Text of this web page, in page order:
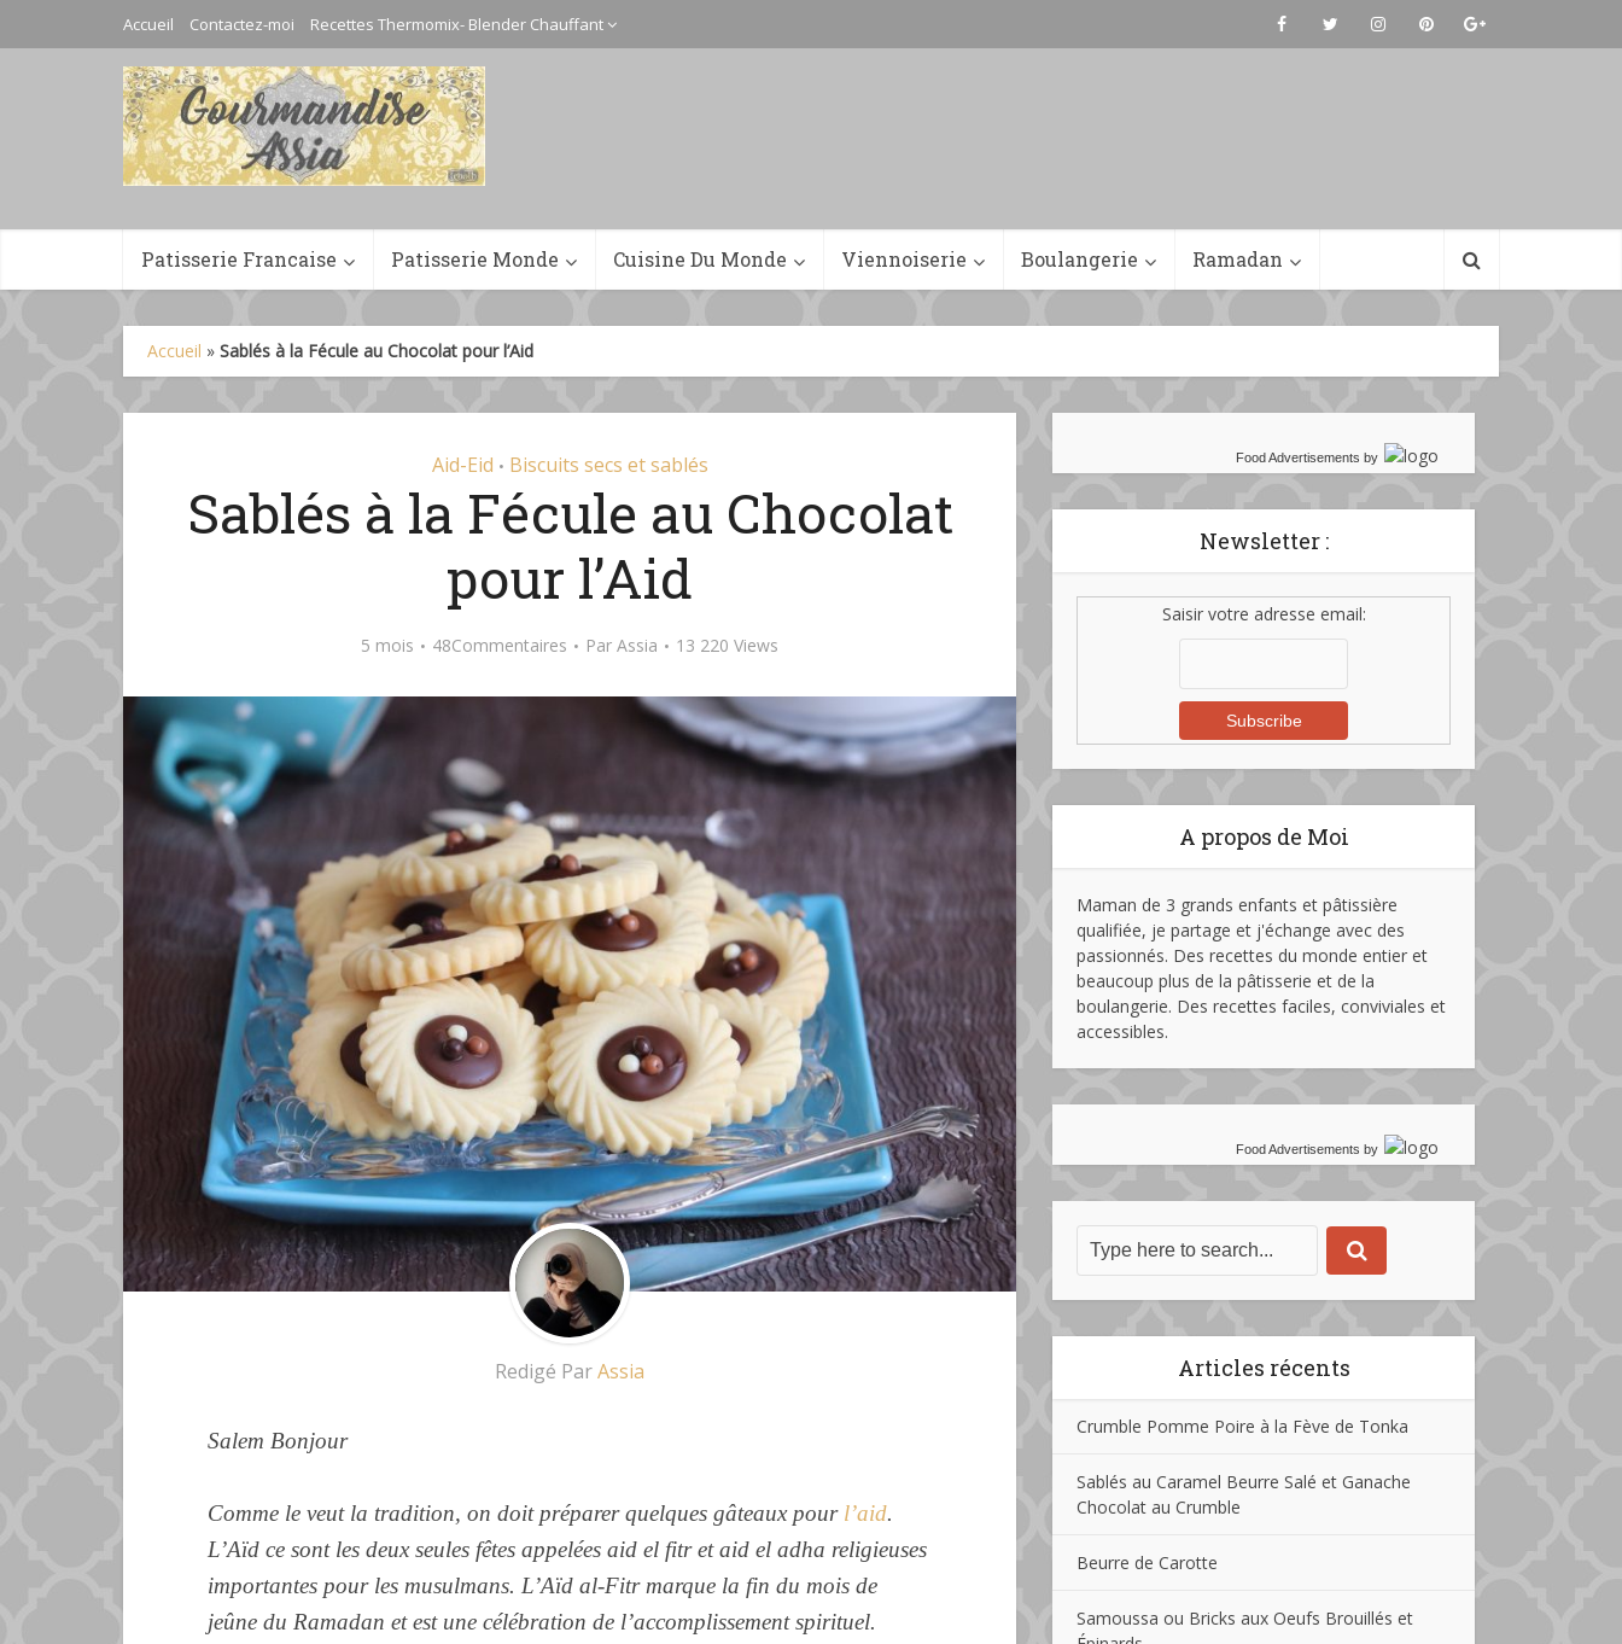
Accueil Contactez-moi Recettes Thermomix- Blender Chauffant
Patisserie Francaise Patisserie Monde Cuisine Du Monde Viennoiserie Boulangerie Ramadan
Accueil » Sablés à la Fécule au Chocolat pour l’Aid
Aid-Eid • Biscuits secs et sablés
Sablés à la Fécule au Chocolat
pour l’Aid
5 mois 48Commentaires Par Assia 13 220 Views
Redigé ParAssia
Salem Bonjour
Comme le veut la tradition, on doit préparer quelques gâteaux pour l’aid.
L’Aïd ce sont les deux seules fêtes appelées aid el fitr et aid el adha religieuses
importantes pour les musulmans. L’Aïd al-Fitr marque la fin du mois de
jeûne du Ramadan et est une célébration de l’accomplissement spirituel.
Food Advertisements by
Newsletter :
Saisir votre adresse email:
A propos de Moi
Maman de 3 grands enfants et pâtissière
qualifiée, je partage et j'échange avec des
passionnés. Des recettes du monde entier et
beaucoup plus de la pâtisserie et de la
boulangerie. Des recettes faciles, conviviales et
accessibles.
Food Advertisements by
Articles récents
Crumble Pomme Poire à la Fève de Tonka
Sablés au Caramel Beurre Salé et Ganache
Chocolat au Crumble
Beurre de Carotte
Samoussa ou Bricks aux Oeufs Brouillés et